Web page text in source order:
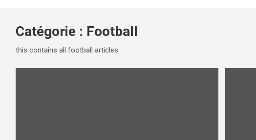
Catégorie : Football
this contains all football articles